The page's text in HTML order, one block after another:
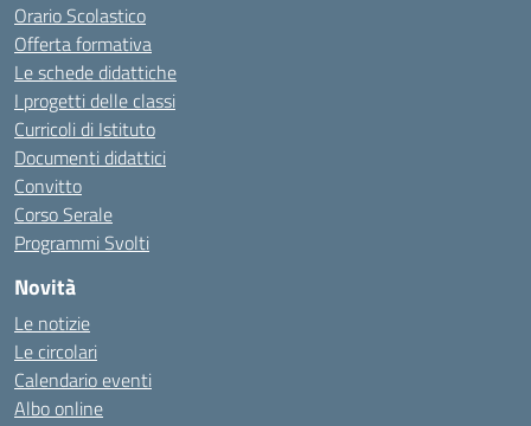
Orario Scolastico
Offerta formativa
Le schede didattiche
I progetti delle classi
Curricoli di Istituto
Documenti didattici
Convitto
Corso Serale
Programmi Svolti
Novità
Le notizie
Le circolari
Calendario eventi
Albo online